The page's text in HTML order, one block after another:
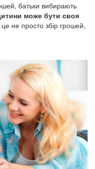
батьки вибирають
може бути своя
не просто збір грошей,